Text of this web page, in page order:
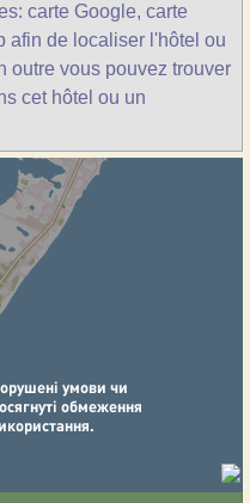
carte Google, carte
afin de localiser l'hôtel ou
outre vous pouvez trouver
cet hôtel ou un